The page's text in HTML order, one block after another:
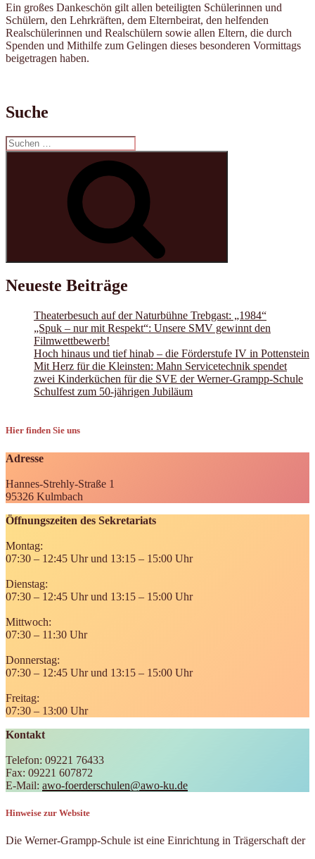
Ein großes Dankeschön gilt allen beteiligten Schülerinnen und
Schülern, den Lehrkräften, dem Elternbeirat, den helfenden
Realschülerinnen und Realschülern sowie allen Eltern, die durch
Spenden und Mithilfe zum Gelingen dieses besonderen Vormittags
beigetragen haben.
Suche
Suchen
nach:
Neueste Beiträge
Theaterbesuch auf der Naturbühne Trebgast: „1984“
„Spuk – nur mit Respekt“: Unsere SMV gewinnt den
Filmwettbewerb!
Hoch hinaus und tief hinab – die Förderstufe IV in Pottenstein
Mit Herz für die Kleinsten: Mahn Servicetechnik spendet
zwei Kinderküchen für die SVE der Werner-Grampp-Schule
Schulfest zum 50-jährigen Jubiläum
Hier finden Sie uns
Adresse
Hannes-Strehly-Straße 1
95326 Kulmbach
Öffnungszeiten des Sekretariats
Montag:
07:30 – 12:45 Uhr und 13:15 – 15:00 Uhr
Dienstag:
07:30 – 12:45 Uhr und 13:15 – 15:00 Uhr
Mittwoch:
07:30 – 11:30 Uhr
Donnerstag:
07:30 – 12:45 Uhr und 13:15 – 15:00 Uhr
Freitag:
07:30 – 13:00 Uhr
Kontakt
Telefon: 09221 76433
Fax: 09221 607872
E-Mail: awo-foerderschulen@awo-ku.de
Hinweise zur Website
Die Werner-Grampp-Schule ist eine Einrichtung in Trägerschaft der